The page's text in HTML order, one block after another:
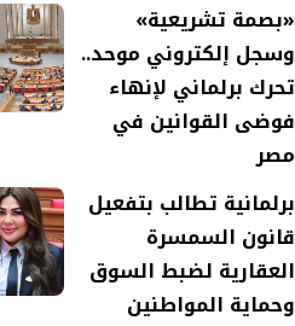
«بصمة تشريعية»
وسجل إلكتروني موحد..
تحرك برلماني لإنهاء
فوضى القوانين في
مصر
برلمانية تطالب بتفعيل
قانون السمسرة
العقارية لضبط السوق
وحماية المواطنين